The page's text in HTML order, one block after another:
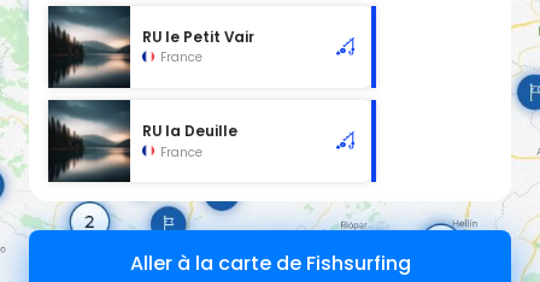
RU le Petit Vair
France
RU la Deuille
France
Aller à la carte de Fishsurfing